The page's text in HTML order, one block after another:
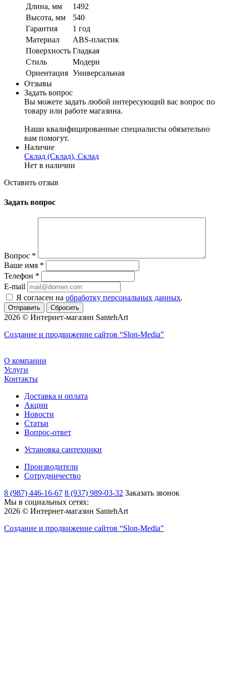
Длина, мм
1492
Высота, мм
540
Гарантия
1 год
Материал
ABS-пластик
Поверхность Гладкая
Стиль
Модерн
Ориентация Универсальная
Отзывы
Задать вопрос
Вы можете задать любой интересующий вас вопрос по
товару или работе магазина.
Наши квалифицированные специалисты обязательно
вам помогут.
Наличие
Склад (Склад), Склад
Нет в наличии
Оставить отзыв
Задать вопрос
Вопрос *
Ваше имя *
Телефон *
E-mail
Я согласен на обработку персональных данных.
Сбросить
2026 © Интернет-магазин SantehArt
Создание и продвижение сайтов “Slon-Media”
О компании
Услуги
Контакты
Доставка и оплата
Акции
Новости
Статьи
Вопрос-ответ
Установка сантехники
Производители
Сотрудничество
8 (987) 446-16-67 8 (937) 989-03-32 Заказать звонок
Мы в социальных сетях:
2026 © Интернет-магазин SantehArt
Создание и продвижение сайтов “Slon-Media”